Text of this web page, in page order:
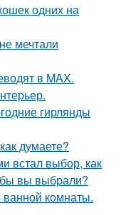
одних на
мечтали
в MAX.
гирлянды
думаете?
встал выбор, как
бы вы выбрали?
ванной комнаты.